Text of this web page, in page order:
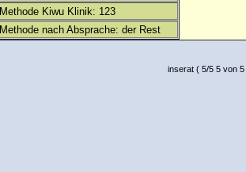
Methode Kiwu Klinik: 123
Methode nach Absprache: der Rest
inserat( 5/5 5 von 5